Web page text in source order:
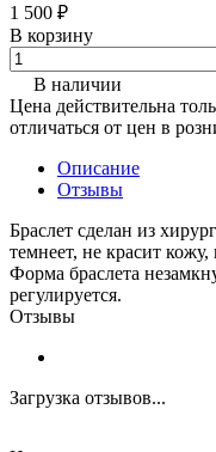
1 500 ₽
В корзину
В наличии
Цена действительна
отличаться от цен в
Описание
Отзывы
Браслет сделан из
темнеет, не красит
Форма браслета
регулируется.
Отзывы
Загрузка отзывов...